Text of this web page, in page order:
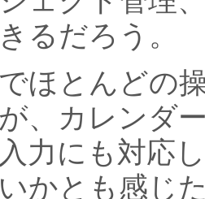
るだろう。
ほとんどの
、カレンダ
力にも対応
かとも感じ